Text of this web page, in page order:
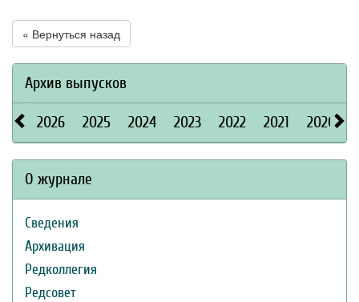
« Вернуться назад
Архив выпусков
2026 2025 2024 2023 2022 2021 2020
О журнале
Сведения
Архивация
Редколлегия
Редсовет